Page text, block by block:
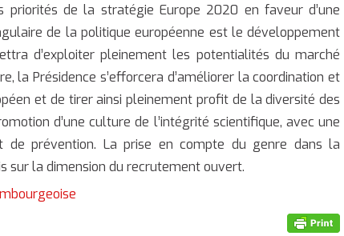
priorités de la stratégie Europe 2020 en faveur d’une
de la politique européenne est le développement
d’exploiter pleinement les potentialités du marché
la Présidence s’efforcera d’améliorer la coordination et
et de tirer ainsi pleinement profit de la diversité des
d’une culture de l’intégrité scientifique, avec une
de prévention. La prise en compte du genre dans la
sur la dimension du recrutement ouvert.